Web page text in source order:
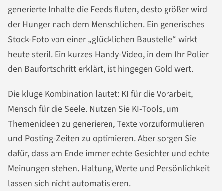
generierte Inhalte die Feeds fluten, desto größer wird
der Hunger nach dem Menschlichen. Ein generisches
Stock-Foto von einer „glücklichen Baustelle“ wirkt
heute steril. Ein kurzes Handy-Video, in dem Ihr Polier
den Baufortschritt erklärt, ist hingegen Gold wert.
Die kluge Kombination lautet: KI für die Vorarbeit,
Mensch für die Seele. Nutzen Sie KI-Tools, um
Themenideen zu generieren, Texte vorzuformulieren
und Posting-Zeiten zu optimieren. Aber sorgen Sie
dafür, dass am Ende immer echte Gesichter und echte
Meinungen stehen. Haltung, Werte und Persönlichkeit
lassen sich nicht automatisieren.